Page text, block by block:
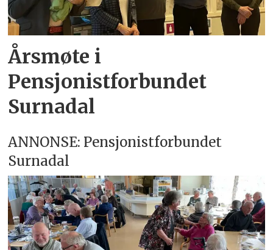
Årsmøte i
Pensjonistforbundet
Surnadal
ANNONSE: Pensjonistforbundet
Surnadal